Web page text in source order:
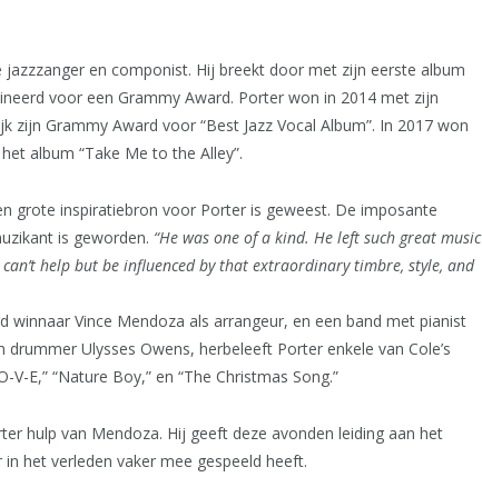
jazzzanger en componist. Hij breekt door met zijn eerste album
voor een Grammy Award. Porter won in 2014 met zijn
zijn Grammy Award voor “Best Jazz Vocal Album”. In 2017 won
album “Take Me to the Alley”.
grote inspiratiebron voor Porter is geweest. De imposante
is geworden. “He was one of a kind. He left such great music
help but be influenced by that extraordinary timbre, style, and
winnaar Vince Mendoza als arrangeur, en een band met pianist
drummer Ulysses Owens, herbeleeft Porter enkele van Cole’s
E,” “Nature Boy,” en “The Christmas Song.”
hulp van Mendoza. Hij geeft deze avonden leiding aan het
het verleden vaker mee gespeeld heeft.